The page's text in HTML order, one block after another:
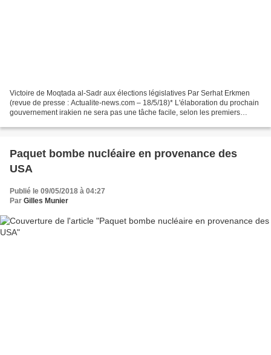
Victoire de Moqtada al-Sadr aux élections législatives Par Serhat Erkmen
(revue de presse : Actualite-news.com – 18/5/18)* L'élaboration du prochain
gouvernement irakien ne sera pas une tâche facile, selon les premiers
Paquet bombe nucléaire en provenance des
USA
Publié le 09/05/2018 à 04:27
Par Gilles Munier